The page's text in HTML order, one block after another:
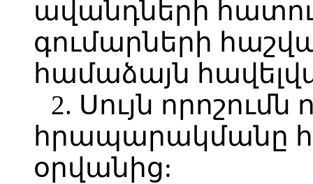
ավանդների
գումարների
համաձայն
2. Սույն որոշումն
հրապարակմանը
օրվանից: